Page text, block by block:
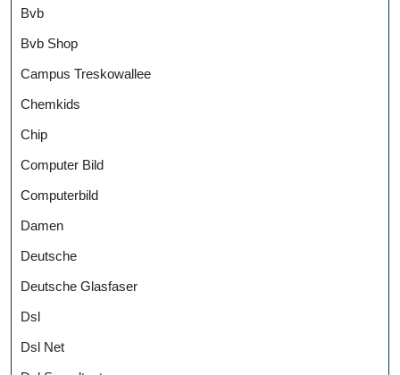
Bvb
Bvb Shop
Campus Treskowallee
Chemkids
Chip
Computer Bild
Computerbild
Damen
Deutsche
Deutsche Glasfaser
Dsl
Dsl Net